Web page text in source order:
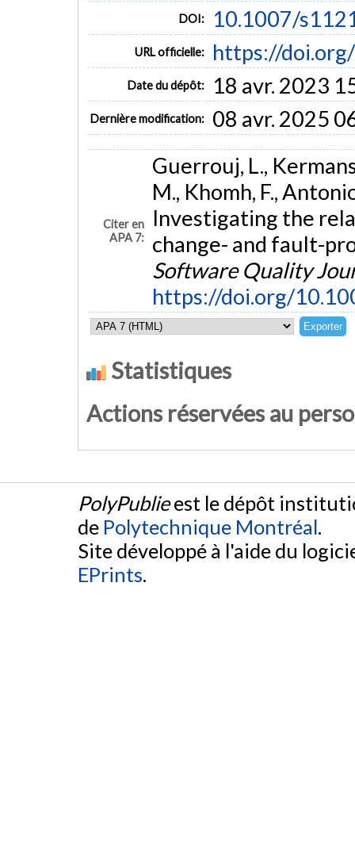
DOI: 10.1007/
URL officielle: https://
Date du dépôt: 18 avr. 2023
Dernière modification: 08 avr. 2025
Citer en
APA 7:
Guerrouj, L.,
M., Khomh, F.,
Investigating the
change- and fault-
Software Quality
https://doi.org/
Statistiques
Actions réservées au
PolyPublieest le dépôt
de Polytechnique Montréal.
Site développé à l'aide du
EPrints.